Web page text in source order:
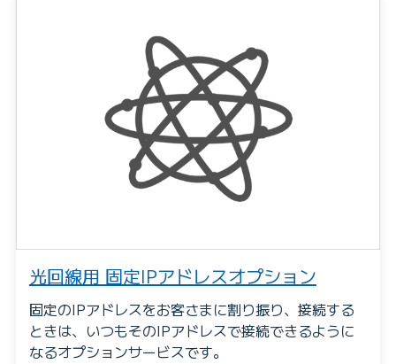
光回線用 固定IPアドレスオプション
固定のIPアドレスをお客さまに割り振り、接続する
ときは、いつもそのIPアドレスで接続できるように
なるオプションサービスです。